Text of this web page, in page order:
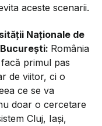
aceste scenarii.
Naționale de
România
primul pas
de viitor, ci o
ce se va
doar o cercetare
Cluj, Iași,